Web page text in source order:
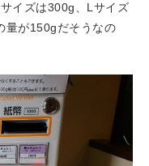
イズは300g、Lサイズ
量が150gだそうなの